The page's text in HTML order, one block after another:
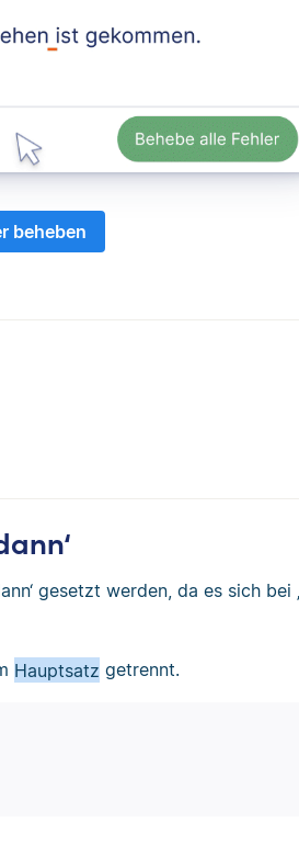
beheben
gesetzt werden, da es sich bei
Hauptsatz getrennt.